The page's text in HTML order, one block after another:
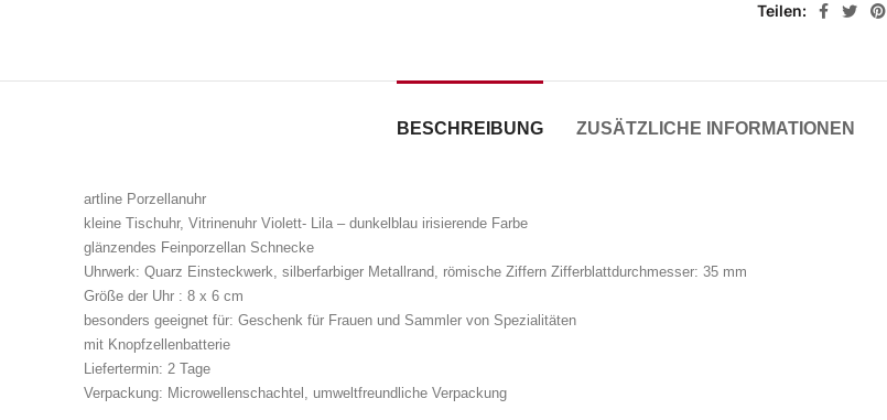
Teilen
BESCHREIBUNG ZUSÄTZLICHE INFORMATIONEN
artline Porzellanuhr
kleine Tischuhr, Vitrinenuhr Violett- Lila – dunkelblau irisierende Farbe
glänzendes Feinporzellan Schnecke
Uhrwerk: Quarz Einsteckwerk, silberfarbiger Metallrand, römische Ziffern Zifferblattdurchmesser: 35 mm
Größe der Uhr : 8 x 6 cm
besonders geeignet für: Geschenk für Frauen und Sammler von Spezialitäten
mit Knopfzellenbatterie
Liefertermin: 2 Tage
Verpackung: Microwellenschachtel, umweltfreundliche Verpackung